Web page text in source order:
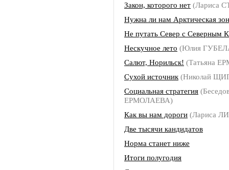
Закон, которого нет (Лариса
Нужна ли нам Арктическая
Не путать Север с Северным
Нескучное лето (Юлия
Салют, Норильск! (Татьяна
Сухой источник (Николай
Социальная стратегия
ЕРМОЛАЕВА)
Как вы нам дороги (Лариса
Две тысячи кандидатов
Норма станет ниже
Итоги полугодия